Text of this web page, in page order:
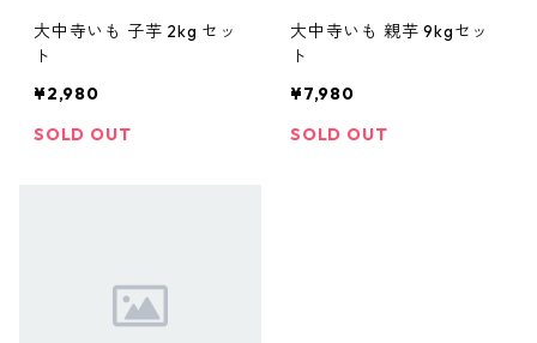
大中寺いも 子芋 2kg セッ
ト
¥2,980
SOLD OUT
大中寺いも 親芋 9kgセッ
ト
¥7,980
SOLD OUT